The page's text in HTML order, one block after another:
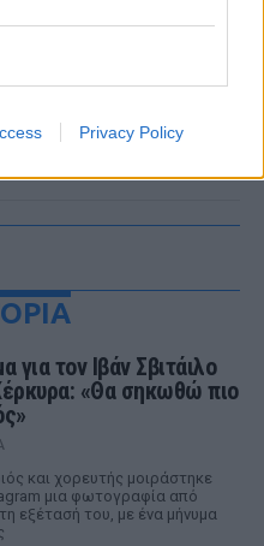
Privacy Policy
για τον Ιβάν Σβιτάιλο
«Θα σηκωθώ πιο
και χορευτής μοιράστηκε
μια φωτογραφία από
εξέτασή του, με ένα μήνυμα